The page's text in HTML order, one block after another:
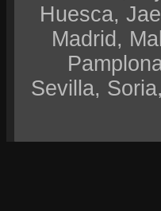
Huesca,
Madrid,
Sevilla,